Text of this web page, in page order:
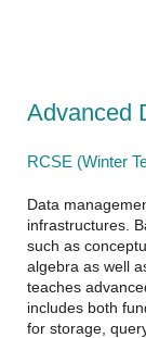
Advanced
RCSE (Winter
Data
infrastructures.
such as
algebra as well
teaches
includes both
for storage,